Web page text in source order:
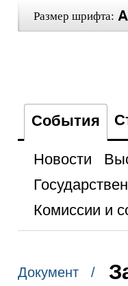
Размер шрифта:
События
Новости
Комиссии и
Документ /